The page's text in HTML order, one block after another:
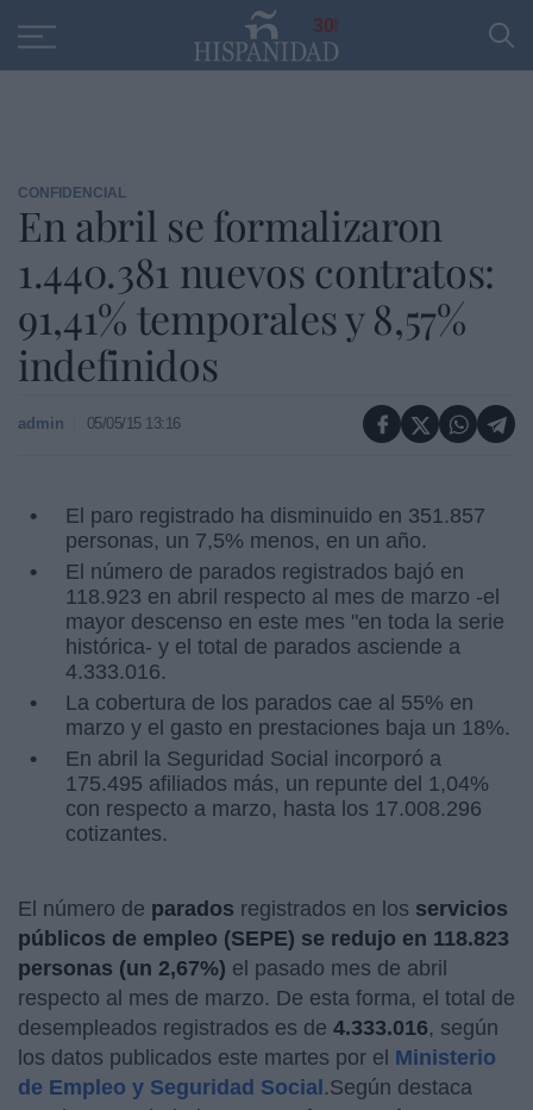
30
CONFIDENCIAL
En abril se formalizaron
1.440.381 nuevos contratos:
91,41% temporales y 8,57%
indefinidos
admin 05/05/15 13:16
El paro registrado ha disminuido en 351.857
personas, un 7,5% menos, en un año.
El número de parados registrados bajó en
118.923 en abril respecto al mes de marzo -el
mayor descenso en este mes "en toda la serie
histórica- y el total de parados asciende a
4.333.016.
La cobertura de los parados cae al 55% en
marzo y el gasto en prestaciones baja un 18%.
En abril la Seguridad Social incorporó a
175.495 afiliados más, un repunte del 1,04%
con respecto a marzo, hasta los 17.008.296
cotizantes.
El número de parados registrados en los servicios
públicos de empleo (SEPE) se redujo en 118.823
personas (un 2,67%) el pasado mes de abril
respecto al mes de marzo. De esta forma, el total de
desempleados registrados es de 4.333.016, según
los datos publicados este martes por el Ministerio
de Empleo y Seguridad Social .Según destaca